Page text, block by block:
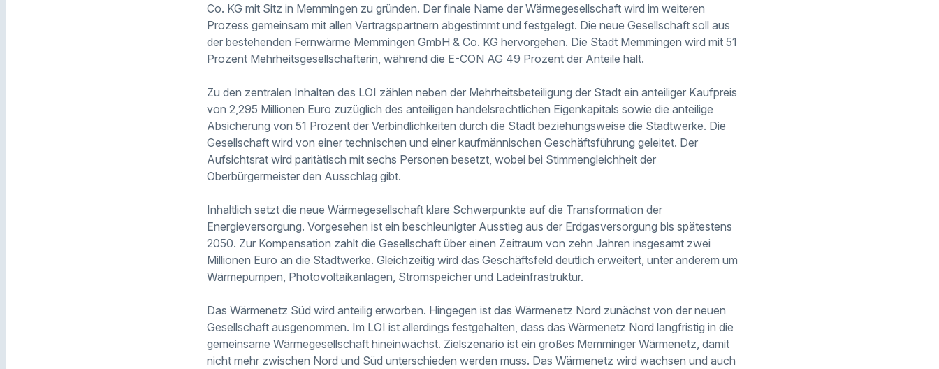
Co. KG mit Sitz in Memmingen zu gründen. Der finale Name der Wärmegesellschaft wird im weiteren
Prozess gemeinsam mit allen Vertragspartnern abgestimmt und festgelegt. Die neue Gesellschaft soll aus
der bestehenden Fernwärme Memmingen GmbH & Co. KG hervorgehen. Die Stadt Memmingen wird mit 51
Prozent Mehrheitsgesellschafterin, während die E-CON AG 49 Prozent der Anteile hält.
Zu den zentralen Inhalten des LOI zählen neben der Mehrheitsbeteiligung der Stadt ein anteiliger Kaufpreis
von 2,295 Millionen Euro zuzüglich des anteiligen handelsrechtlichen Eigenkapitals sowie die anteilige
Absicherung von 51 Prozent der Verbindlichkeiten durch die Stadt beziehungsweise die Stadtwerke. Die
Gesellschaft wird von einer technischen und einer kaufmännischen Geschäftsführung geleitet. Der
Aufsichtsrat wird paritätisch mit sechs Personen besetzt, wobei bei Stimmengleichheit der
Oberbürgermeister den Ausschlag gibt.
Inhaltlich setzt die neue Wärmegesellschaft klare Schwerpunkte auf die Transformation der
Energieversorgung. Vorgesehen ist ein beschleunigter Ausstieg aus der Erdgasversorgung bis spätestens
2050. Zur Kompensation zahlt die Gesellschaft über einen Zeitraum von zehn Jahren insgesamt zwei
Millionen Euro an die Stadtwerke. Gleichzeitig wird das Geschäftsfeld deutlich erweitert, unter anderem um
Wärmepumpen, Photovoltaikanlagen, Stromspeicher und Ladeinfrastruktur.
Das Wärmenetz Süd wird anteilig erworben. Hingegen ist das Wärmenetz Nord zunächst von der neuen
Gesellschaft ausgenommen. Im LOI ist allerdings festgehalten, dass das Wärmenetz Nord langfristig in die
gemeinsame Wärmegesellschaft hineinwächst. Zielszenario ist ein großes Memminger Wärmenetz, damit
nicht mehr zwischen Nord und Süd unterschieden werden muss. Das Wärmenetz wird wachsen und auch